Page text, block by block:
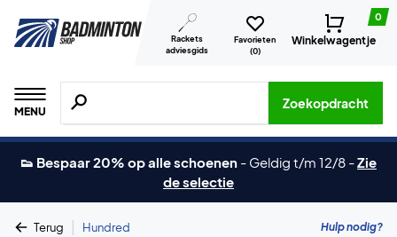
Rackets
adviesgids
Favorieten
(0)
0
Winkelwagentje
MENU
Zoeken naar producten, merken etc.
Zoekopdracht
👟 Bespaar 20% op alle schoenen - Geldig t/m 12/8 -Zie
de selectie
Terug | Hundred Hulp nodig?